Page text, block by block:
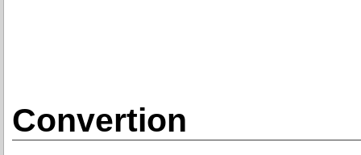
Convertion